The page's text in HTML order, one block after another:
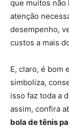
que muitos não
atenção
desempenho,
custos a mais
E, claro, é bom
simboliza,
isso faz toda a
assim, confira
bola de tênis